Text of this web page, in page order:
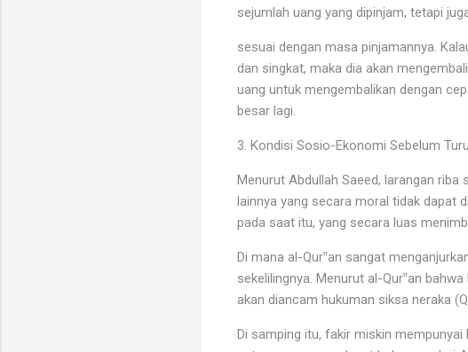
sejumlah uang yang dipinjam, tetapi
sesuai dengan masa pinjamannya.
dan singkat, maka dia akan
uang untuk mengembalikan dengan
besar lagi.
3. Kondisi Sosio-Ekonomi Sebelum
Menurut Abdullah Saeed, larangan
lainnya yang secara moral tidak dapat
pada saat itu, yang secara luas
Di mana al-Qur‟an sangat
sekelilingnya. Menurut al-Qur‟an
akan diancam hukuman siksa neraka
Di samping itu, fakir miskin mempunyai